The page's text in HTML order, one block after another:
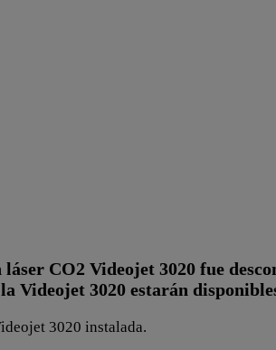
CO2 Videojet 3020 fue
Videojet 3020 estarán
3020 instalada.